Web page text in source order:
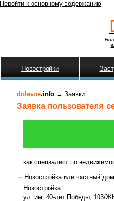
Перейти к основному содержанию
Новостройки
dolevoe.info → Заявки
Заявка пользователя
как специалист по
Новостройка или частный дом
Новостройка:
ул. им. 40-лет Победы, 103/